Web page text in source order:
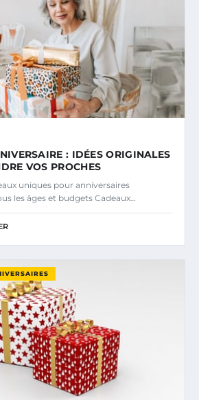
: IDÉES ORIGINALES
VOS PROCHES
uniques pour anniversaires
les âges et budgets Cadeaux…